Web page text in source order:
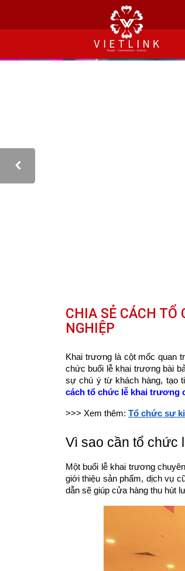
152 Khuất Duy Tiến - Phường Nhân Chính,
Kho xưởng: Lô 2, Làng Nghề Vạn
Hotline/ skype/ Wechat/ Whatsapp : +84
CHIA SẺ CÁCH TỔ
NGHIỆP
Khai trương là cột mốc quan
chức buổi lễ khai trương bài
sự chú ý từ khách hàng, tạo
cách tổ chức lễ khai trương
>>> Xem thêm: Tổ chức sự
Vì sao cần tổ chức
Một buổi lễ khai trương
giới thiệu sản phẩm, dịch vụ
dẫn sẽ giúp cửa hàng thu hút